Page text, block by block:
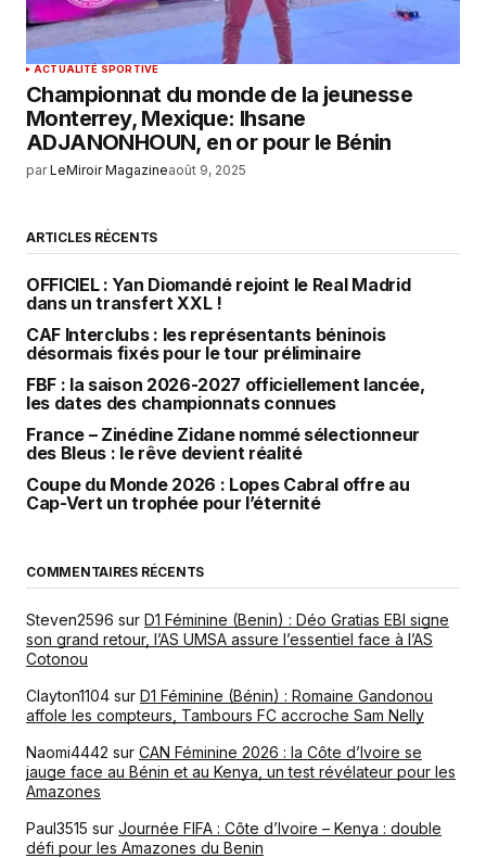
ACTUALITÉ SPORTIVE
Championnat du monde de la jeunesse
Monterrey, Mexique: Ihsane
ADJANONHOUN, en or pour le Bénin
par LeMiroir Magazineaoût 9, 2025
ARTICLES RÉCENTS
OFFICIEL : Yan Diomandé rejoint le Real Madrid
dans un transfert XXL !
CAF Interclubs : les représentants béninois
désormais fixés pour le tour préliminaire
FBF : la saison 2026-2027 officiellement lancée,
les dates des championnats connues
France – Zinédine Zidane nommé sélectionneur
des Bleus : le rêve devient réalité
Coupe du Monde 2026 : Lopes Cabral offre au
Cap-Vert un trophée pour l’éternité
COMMENTAIRES RÉCENTS
Steven2596 sur D1 Féminine (Benin) : Déo Gratias EBI signe
son grand retour, l’AS UMSA assure l’essentiel face à l’AS
Cotonou
Clayton1104 sur D1 Féminine (Bénin) : Romaine Gandonou
affole les compteurs, Tambours FC accroche Sam Nelly
Naomi4442 sur CAN Féminine 2026 : la Côte d’Ivoire se
jauge face au Bénin et au Kenya, un test révélateur pour les
Amazones
Paul3515 sur Journée FIFA : Côte d’Ivoire – Kenya : double
défi pour les Amazones du Benin